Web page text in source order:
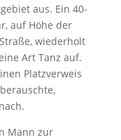
aus. Ein 40-
auf Höhe der
wiederholt
Art Tanz auf.
Platzverweis
Mann zur